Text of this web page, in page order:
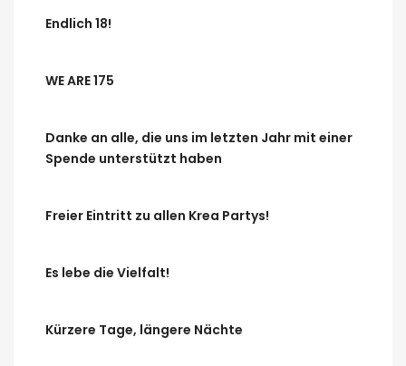
Endlich 18!
WE ARE 175
Danke an alle, die uns im letzten Jahr mit einer
Spende unterstützt haben
Freier Eintritt zu allen Krea Partys!
Es lebe die Vielfalt!
Kürzere Tage, längere Nächte